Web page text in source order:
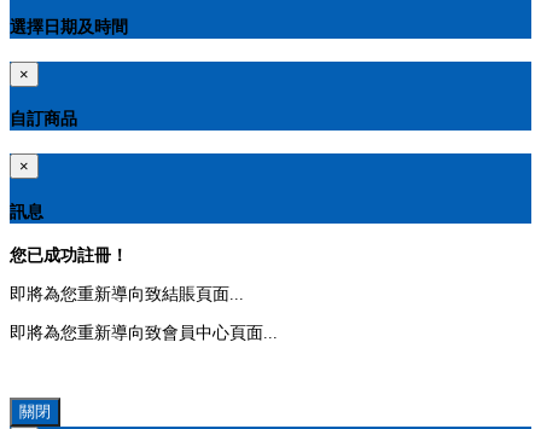
選擇日期及時間
×
自訂商品
×
訊息
您已成功註冊！
即將為您重新導向致結賬頁面...
即將為您重新導向致會員中心頁面...
關閉